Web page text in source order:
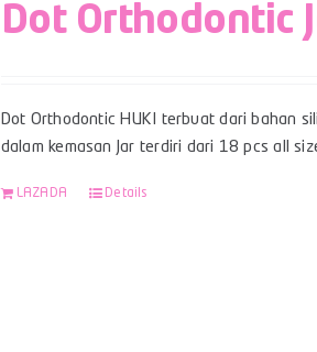
Dot Orthodontic
Dot Orthodontic HUKI terbuat dari bahan
dalam kemasan Jar terdiri dari 18 pcs all
LAZADA Details